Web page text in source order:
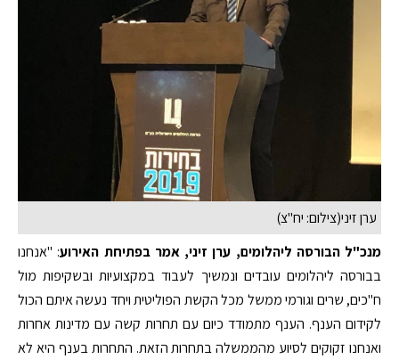
ערן זיני(צילום: יח"צ)
מנכ"ל הבורסה ליהלומים, ערן זיני, אמר בפתיחת האירוע: "אנחנו
בבורסה ליהלומים עובדים ונמשיך לעבוד במקצועיות ובשקיפות מול
ח"כים, שרים וגורמי ממשל מכל הקשת הפוליטית ויחד נעשה איתם הכול
לקידום הענף. הענף מתמודד כיום עם תחרות קשה עם מדינות אחרות
ואנחנו זקוקים לסיוע מהממשלה בתחרות הזאת. התחרות בענף היא לא